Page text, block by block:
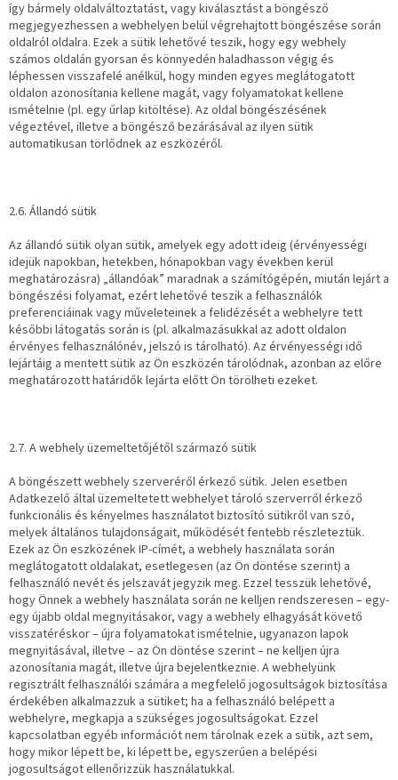
így bármely oldalváltoztatást, vagy kiválasztást a böngésző
megjegyezhessen a webhelyen belül végrehajtott böngészése során
oldalról oldalra. Ezek a sütik lehetővé teszik, hogy egy webhely
számos oldalán gyorsan és könnyedén haladhasson végig és
léphessen visszafelé anélkül, hogy minden egyes meglátogatott
oldalon azonosítania kellene magát, vagy folyamatokat kellene
ismételnie (pl. egy űrlap kitöltése). Az oldal böngészésének
végeztével, illetve a böngésző bezárásával az ilyen sütik
automatikusan törlődnek az eszközéről.
2.6. Állandó sütik
Az állandó sütik olyan sütik, amelyek egy adott ideig (érvényességi
idejük napokban, hetekben, hónapokban vagy években kerül
meghatározásra) „állandóak” maradnak a számítógépén, miután lejárt a
böngészési folyamat, ezért lehetővé teszik a felhasználók
preferenciáinak vagy műveleteinek a felidézését a webhelyre tett
későbbi látogatás során is (pl. alkalmazásukkal az adott oldalon
érvényes felhasználónév, jelszó is tárolható). Az érvényességi idő
lejártáig a mentett sütik az Ön eszközén tárolódnak, azonban az előre
meghatározott határidők lejárta előtt Ön törölheti ezeket.
2.7. A webhely üzemeltetőjétől származó sütik
A böngészett webhely szerveréről érkező sütik. Jelen esetben
Adatkezelő által üzemeltetett webhelyet tároló szerverről érkező
funkcionális és kényelmes használatot biztosító sütikről van szó,
melyek általános tulajdonságait, működését fentebb részleteztük.
Ezek az Ön eszközének IP-címét, a webhely használata során
meglátogatott oldalakat, esetlegesen (az Ön döntése szerint) a
felhasználó nevét és jelszavát jegyzik meg. Ezzel tesszük lehetővé,
hogy Önnek a webhely használata során ne kelljen rendszeresen – egy-
egy újabb oldal megnyitásakor, vagy a webhely elhagyását követő
visszatéréskor – újra folyamatokat ismételnie, ugyanazon lapok
megnyitásával, illetve – az Ön döntése szerint – ne kelljen újra
azonosítania magát, illetve újra bejelentkeznie. A webhelyünk
regisztrált felhasználói számára a megfelelő jogosultságok biztosítása
érdekében alkalmazzuk a sütiket; ha a felhasználó belépett a
webhelyre, megkapja a szükséges jogosultságokat. Ezzel
kapcsolatban egyéb információt nem tárolnak ezek a sütik, azt sem,
hogy mikor lépett be, ki lépett be, egyszerűen a belépési
jogosultságot ellenőrizzük használatukkal.